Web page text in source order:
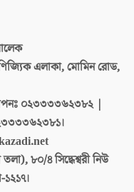
এলাকা, মোমিন রোড,
০২৩৩৩৩৬২৩৮২ |
৮০/৪ সিদ্ধেশ্বরী নিউ
১২১৭।